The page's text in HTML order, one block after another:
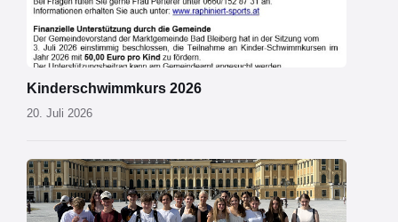
Kinderschwimmkurs 2026
20. Juli 2026
MS
Nötsch
Wien